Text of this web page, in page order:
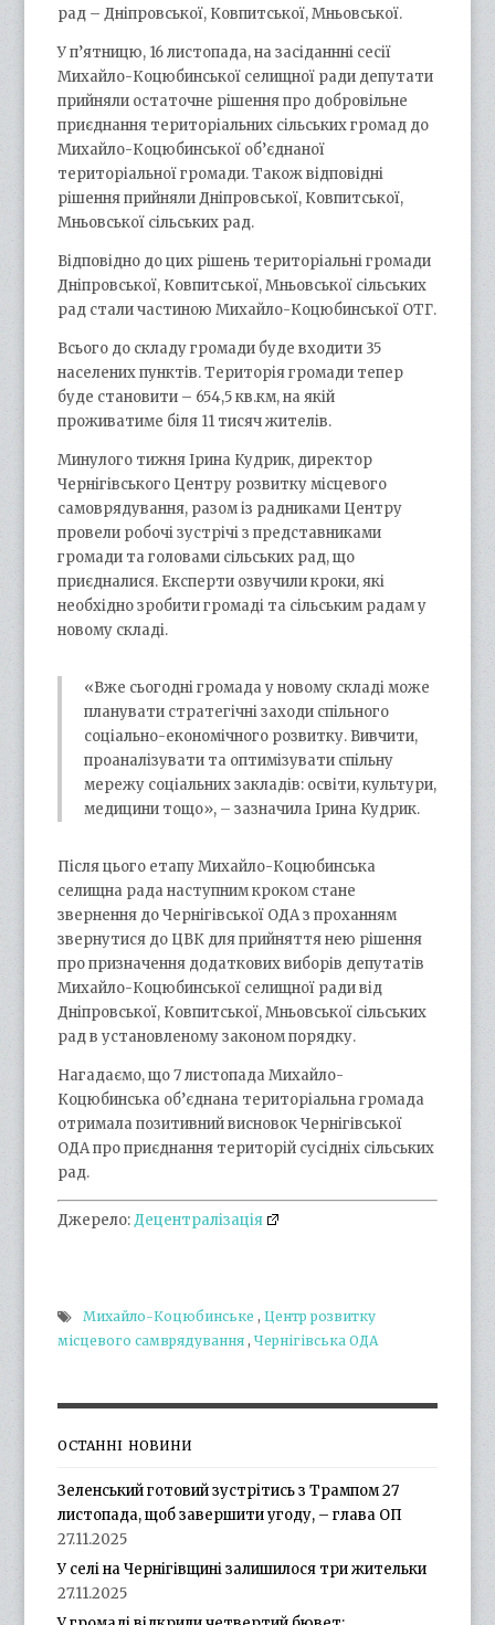
рад – Дніпровської, Ковпитської, Мньовської.
У п’ятницю, 16 листопада, на засіданнні сесії
Михайло-Коцюбинської селищної ради депутати
прийняли остаточне рішення про добровільне
приєднання територіальних сільських громад до
Михайло-Коцюбинської об’єднаної
територіальної громади. Також відповідні
рішення прийняли Дніпровської, Ковпитської,
Мньовської сільських рад.
Відповідно до цих рішень територіальні громади
Дніпровської, Ковпитської, Мньовської сільських
рад стали частиною Михайло-Коцюбинської ОТГ.
Всього до складу громади буде входити 35
населених пунктів. Територія громади тепер
буде становити – 654,5 кв.км, на якій
проживатиме біля 11 тисяч жителів.
Минулого тижня Ірина Кудрик, директор
Чернігівського Центру розвитку місцевого
самоврядування, разом із радниками Центру
провели робочі зустрічі з представниками
громади та головами сільських рад, що
приєдналися. Експерти озвучили кроки, які
необхідно зробити громаді та сільським радам у
новому складі.
«Вже сьогодні громада у новому складі може
планувати стратегічні заходи спільного
соціально-економічного розвитку. Вивчити,
проаналізувати та оптимізувати спільну
мережу соціальних закладів: освіти, культури,
медицини тощо», – зазначила Ірина Кудрик.
Після цього етапу Михайло-Коцюбинська
селищна рада наступним кроком стане
звернення до Чернігівської ОДА з проханням
звернутися до ЦВК для прийняття нею рішення
про призначення додаткових виборів депутатів
Михайло-Коцюбинської селищної ради від
Дніпровської, Ковпитської, Мньовської сільських
рад в установленому законом порядку.
Нагадаємо, що 7 листопада Михайло-
Коцюбинська об’єднана територіальна громада
отримала позитивний висновок Чернігівської
ОДА про приєднання територій сусідніх сільських
рад.
Джерело:Децентралізація
Михайло-Коцюбинське ,Центр розвитку
місцевого самврядування ,Чернігівська ОДА
ОСТАННІ НОВИНИ
Зеленський готовий зустрітись з Трампом 27
листопада, щоб завершити угоду, – глава ОП
27.11.2025
У селі на Чернігівщині залишилося три жительки
27.11.2025